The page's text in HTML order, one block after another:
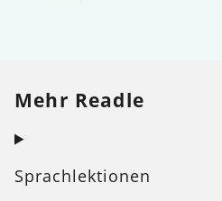
Mehr Readle
Sprachlektionen